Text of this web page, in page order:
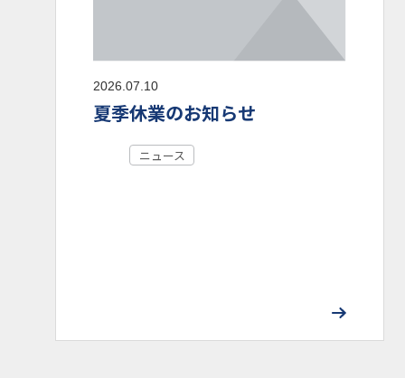
2026.07.10
夏季休業のお知らせ
ニュース